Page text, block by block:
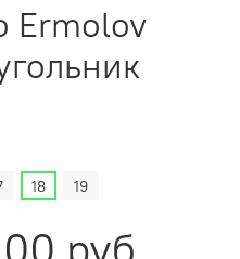
Ermolov
18 19